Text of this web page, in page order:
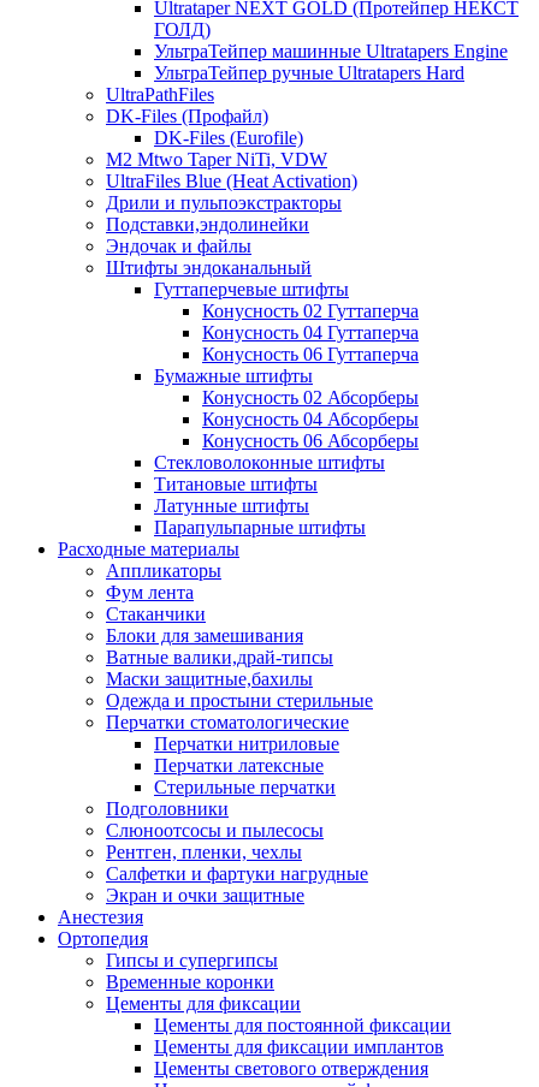
Ultrataper NEXT GOLD (Протейпер НЕКСТ
ГОЛД)
УльтраТейпер машинные Ultratapers Engine
УльтраТейпер ручные Ultratapers Hard
UltraPathFiles
DK-Files (Профайл)
DK-Files (Eurofile)
M2 Mtwo Taper NiTi, VDW
UltraFiles Blue (Heat Activation)
Дрили и пульпоэкстракторы
Подставки,эндолинейки
Эндочак и файлы
Штифты эндоканальный
Гуттаперчевые штифты
Конусность 02 Гуттаперча
Конусность 04 Гуттаперча
Конусность 06 Гуттаперча
Бумажные штифты
Конусность 02 Абсорберы
Конусность 04 Абсорберы
Конусность 06 Абсорберы
Стекловолоконные штифты
Титановые штифты
Латунные штифты
Парапульпарные штифты
Расходные материалы
Аппликаторы
Фум лента
Стаканчики
Блоки для замешивания
Ватные валики,драй-типсы
Маски защитные,бахилы
Одежда и простыни стерильные
Перчатки стоматологические
Перчатки нитриловые
Перчатки латексные
Стерильные перчатки
Подголовники
Слюноотсосы и пылесосы
Рентген, пленки, чехлы
Салфетки и фартуки нагрудные
Экран и очки защитные
Анестезия
Ортопедия
Гипсы и супергипсы
Временные коронки
Цементы для фиксации
Цементы для постоянной фиксации
Цементы для фиксации имплантов
Цементы светового отверждения